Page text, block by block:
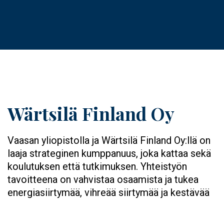
Wärtsilä Finland Oy
Vaasan yliopistolla ja Wärtsilä Finland Oy:llä on
laaja strateginen kumppanuus, joka kattaa sekä
koulutuksen että tutkimuksen. Yhteistyön
tavoitteena on vahvistaa osaamista ja tukea
energiasiirtymää, vihreää siirtymää ja kestävää